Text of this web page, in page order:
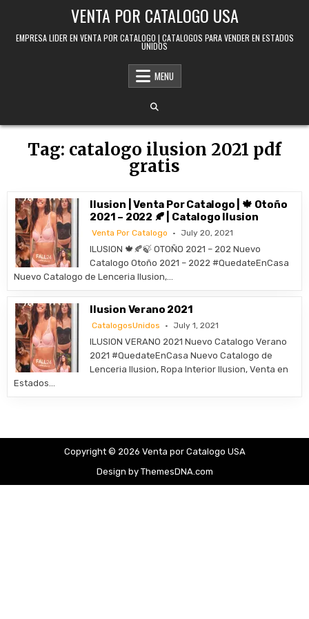
VENTA POR CATALOGO USA
EMPRESA LIDER EN VENTA POR CATALOGO | CATALOGOS PARA VENDER EN ESTADOS
UNIDOS
MENU
Tag: catalogo ilusion 2021 pdf
gratis
Ilusion | Venta Por Catalogo | 🍁 Otoño
2021 – 2022 🍂 | Catalogo Ilusion
Venta Por Catalogo July 20, 2021
ILUSION 🍁🍂🍃 OTOÑO 2021 – 202 Nuevo
Catalogo Otoño 2021 – 2022 #QuedateEnCasa
Nuevo Catalogo de Lenceria Ilusion,…
Ilusion Verano 2021
CatalogosUnidos July 1, 2021
ILUSION VERANO 2021 Nuevo Catalogo Verano
2021 #QuedateEnCasa Nuevo Catalogo de
Lenceria Ilusion, Ropa Interior Ilusion, Venta en
Estados…
Copyright © 2026 Venta por Catalogo USA
Design by ThemesDNA.com